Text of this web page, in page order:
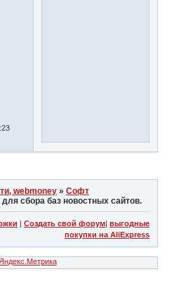
webmoney »Софт
сбора баз новостных сайтов.
| Создать свой форум| выгодные
покупки на AliExpress